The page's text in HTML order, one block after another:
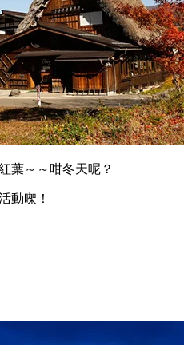
葉～～咁冬天呢？
動㗎！